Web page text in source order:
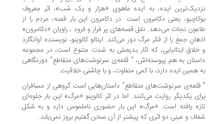
ایده، به ایده ماهوی «هزار و یک شب»، اثر معروف
یعنی دکامرون است. در دکامرون این بار قصه، مردم را از
نجات می‌دهد. نقل قصه‌های پر فراز و فرود ، راویان «دکامرون»
جمع را از فکر مرگ دور می‌کند. ایتالو کالوینو، نویسنده آوانگارد
ایتالیایی، که آثار بدیعش به شدت متنوع است، در مجموعه
به هم پیوسته‌اش، " قلعه‌ی سرنوشت‌های متقاطع" دورنگاهی
همین ایده دارد، با کمی متفاوت، و با چاشنی خلاقیت.
سرنوشت‌های متقاطع" داستان‌هایی است گروهی از مسافران
یکدیگر روایت می‌کنند. اما در اثر کالوینو «مرگ» این بار جلوه‌ای
یافته است. «مرگ» این بار حضوری ناملموس دارد و به شکل
و عینی دو اثری که پیشتر از آن سخن گفتیم بروز نمی‌یابد.